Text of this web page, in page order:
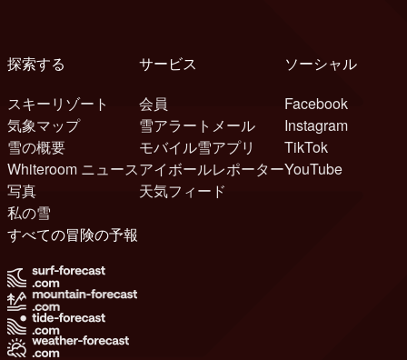
探索する
スキーリゾート
気象マップ
雪の概要
Whiteroom ニュース
写真
私の雪
サービス
会員
雪アラートメール
モバイル雪アプリ
アイボールレポーター
天気フィード
ソーシャル
Facebook
Instagram
TikTok
YouTube
すべての冒険の予報